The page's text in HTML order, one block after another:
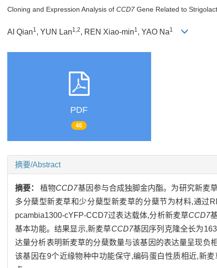
Cloning and Expression Analysis of CCD7Gene Related to
AI Qian1, YUN Lan1,2, REN Xiao-min1, YAO Na1
PDF
46
摘要/Abstract
摘要：植物CCD7基因参与合成独脚金内酯。为研究新麦
多分蘖型新麦草和少分蘖型新麦草的分蘖节为材料,通过
pcambia1300-cYFP-CCD7过表达载体,分析新麦草CCD7
基本功能。结果显示,新麦草CCD7基因序列克隆全长为
达量分析表明新麦草的分蘖数量与该基因的表达量呈现负
该基因在9个近缘物种中功能保守,编码蛋白性质相近,新